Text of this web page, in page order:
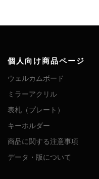
個人向け商品ページ
ウェルカムボード
ミラーアクリル
表札（プレート）
キーホルダー
商品に関する注意事項
データ・版について